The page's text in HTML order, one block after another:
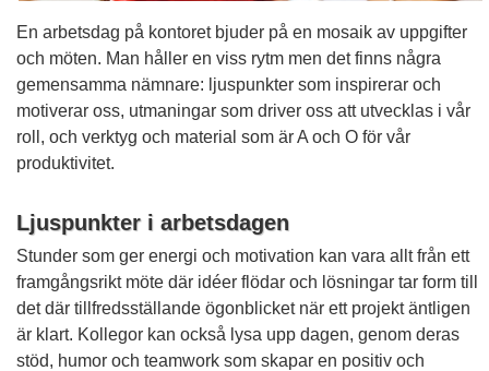
En arbetsdag på kontoret bjuder på en mosaik av uppgifter
och möten. Man håller en viss rytm men det finns några
gemensamma nämnare: ljuspunkter som inspirerar och
motiverar oss, utmaningar som driver oss att utvecklas i vår
roll, och verktyg och material som är A och O för vår
produktivitet.
Ljuspunkter i arbetsdagen
Stunder som ger energi och motivation kan vara allt från ett
framgångsrikt möte där idéer flödar och lösningar tar form till
det där tillfredsställande ögonblicket när ett projekt äntligen
är klart. Kollegor kan också lysa upp dagen, genom deras
stöd, humor och teamwork som skapar en positiv och